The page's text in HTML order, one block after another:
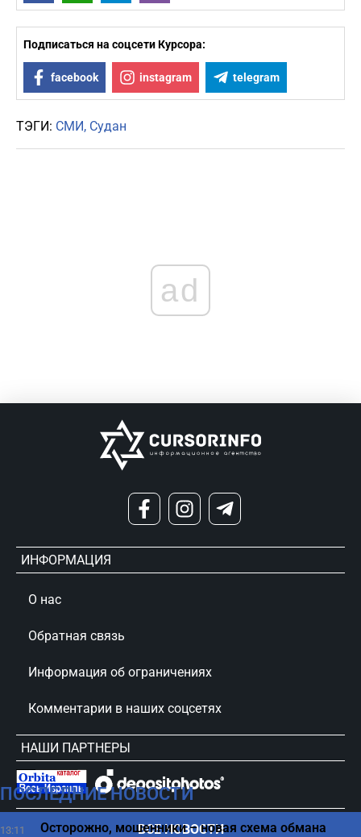
Подписаться на соцсети Курсора:
facebook instagram telegram
ТЭГИ: СМИ Судан
ПОСЛЕДНИЕ НОВОСТИ
13:11 Осторожно, мошенники – новая схема обмана
ВСЕ НОВОСТИ
ad
ИНФОРМАЦИЯ
О нас
Обратная связь
Информация об ограничениях
Комментарии в наших соцсетях
НАШИ ПАРТНЕРЫ
сursorinfo.co.il © Все права защищены